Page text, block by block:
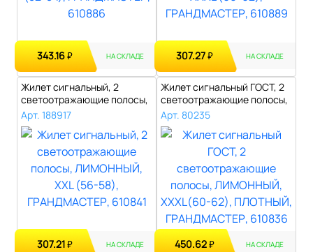
343.16₽ НА СКЛАДЕ 307.27₽ НА СКЛАДЕ
Жилет сигнальный, 2
светоотражающие полосы,
ЛИМОННЫЙ, X..
Арт. 188917
307.21₽ НА СКЛАДЕ
Жилет сигнальный ГОСТ, 2
светоотражающие полосы,
ЛИМОНН..
Арт. 80235
450.62₽ НА СКЛАДЕ